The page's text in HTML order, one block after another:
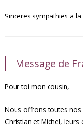
Sinceres sympathies a
Message de
Pour toi mon cousin,
Nous offrons toutes nos
Christian et Michel,